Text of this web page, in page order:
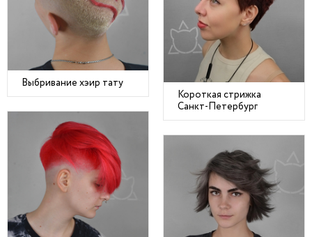
Выбривание хэир тату
Короткая стрижка
Санкт-Петербург